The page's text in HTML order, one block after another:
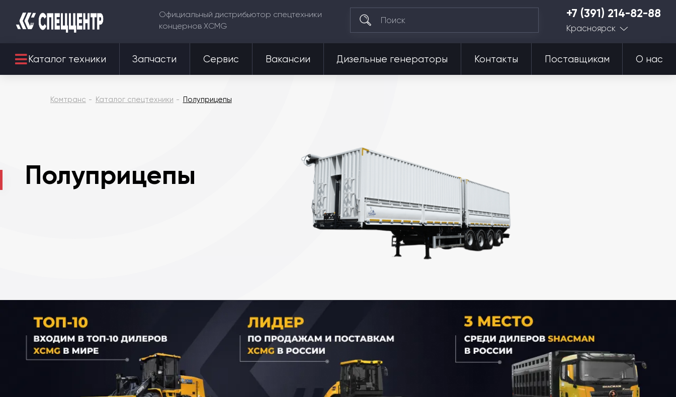
Официальный дистрибьютор спецтехники
концернов XCMG
+7 (391) 214-82-88
Красноярск
Каталог техники Запчасти Сервис Вакансии Дизельные генераторы Контакты Поставщикам О нас
Комтранс Каталог спецтехники Полуприцепы
Полуприцепы